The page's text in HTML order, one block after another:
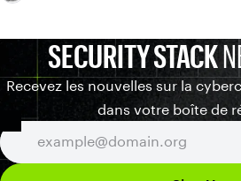
SECURITY STACK
Recevez les nouvelles sur la
dans votre boîte de